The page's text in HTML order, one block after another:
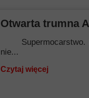
Otwarta trumna
Supermocarstwo.
nie...
Czytaj więcej